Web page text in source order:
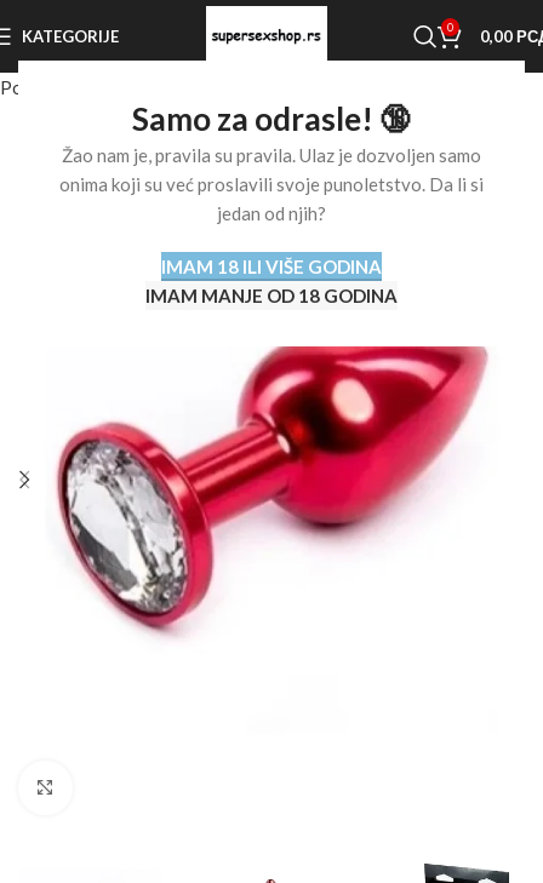
Samo za odrasle! 🔞
Žao nam je, pravila su pravila. Ulaz je dozvoljen samo
onima koji su već proslavili svoje punoletstvo. Da li si
jedan od njih?
IMAM 18 ILI VIŠE GODINA
IMAM MANJE OD 18 GODINA
KATEGORIJE 0 0,00
Početna stranica